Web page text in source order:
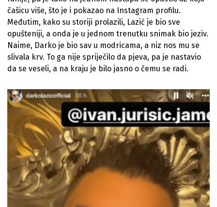
čašicu više, što je i pokazao na Instagram profilu.
Međutim, kako su storiji prolazili, Lazić je bio sve
opušteniji, a onda je u jednom trenutku snimak bio jeziv.
Naime, Darko je bio sav u modricama, a niz nos mu se
slivala krv. To ga nije spriječilo da pjeva, pa je nastavio
da se veseli, a na kraju je bilo jasno o čemu se radi.